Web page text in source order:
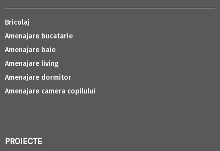
Bricolaj
Amenajare bucatarie
Amenajare baie
Amenajare living
Amenajare dormitor
Amenajare camera copilului
PROIECTE